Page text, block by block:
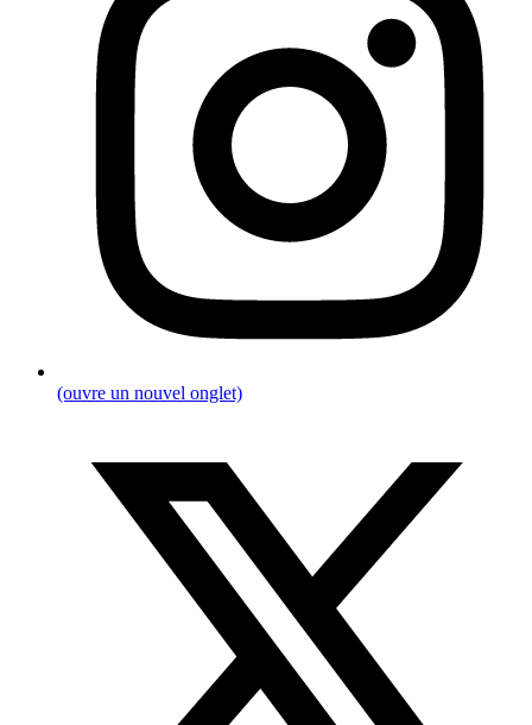
(ouvre un nouvel onglet)